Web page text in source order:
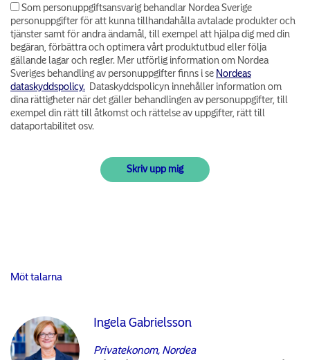
Som personuppgiftsansvarig behandlar Nordea Sverige
personuppgifter för att kunna tillhandahålla avtalade produkter och
tjänster samt för andra ändamål, till exempel att hjälpa dig med din
begäran, förbättra och optimera vårt produktutbud eller följa
gällande lagar och regler. Mer utförlig information om Nordea
Sveriges behandling av personuppgifter finns i se Nordeas
dataskyddspolicy. Dataskyddspolicyn innehåller information om
dina rättigheter när det gäller behandlingen av personuppgifter, till
exempel din rätt till åtkomst och rättelse av uppgifter, rätt till
dataportabilitet osv.
Möt talarna
Ingela Gabrielsson
Privatekonom, Nordea